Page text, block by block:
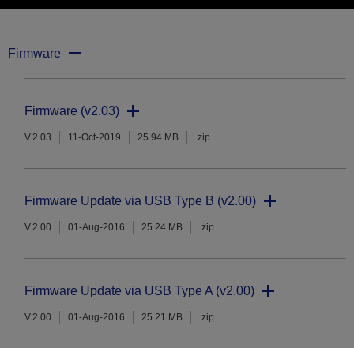
Firmware
Firmware (v2.03)
V.2.03 11-Oct-2019 25.94 MB .zip
Firmware Update via USB Type B (v2.00)
V.2.00 01-Aug-2016 25.24 MB .zip
Firmware Update via USB Type A (v2.00)
V.2.00 01-Aug-2016 25.21 MB .zip